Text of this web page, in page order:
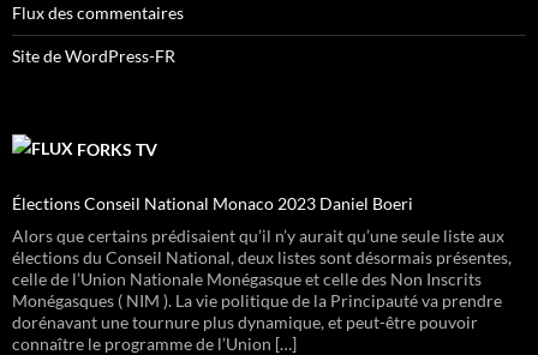
Flux des commentaires
Site de WordPress-FR
FORKS TV
Élections Conseil National Monaco 2023 Daniel Boeri
Alors que certains prédisaient qu’il n’y aurait qu’une seule liste aux
élections du Conseil National, deux listes sont désormais présentes,
celle de l’Union Nationale Monégasque et celle des Non Inscrits
Monégasques ( NIM ). La vie politique de la Principauté va prendre
dorénavant une tournure plus dynamique, et peut-être pouvoir
connaître le programme de l’Union […]